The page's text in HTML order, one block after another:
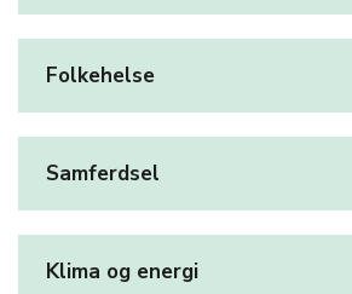
Folkehelse
Samferdsel
Klima og energi